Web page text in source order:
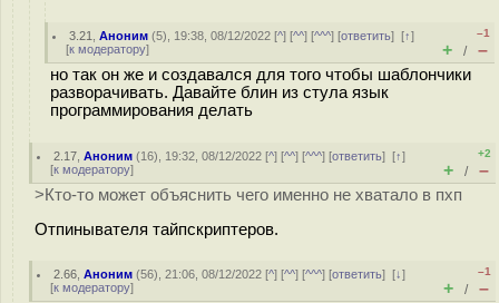
3.21 ,Аноним (5), 19:38, 08/12/2022 [^] [^^] [^^^] [ответить][↑]
[к модератору]
–1
+ / –
но так он же и создавался для того чтобы шаблончики
разворачивать. Давайте блин из стула язык
программирования делать
2.17 ,Аноним (16), 19:32, 08/12/2022 [^] [^^] [^^^] [ответить][↑]
[к модератору]
+2
+ / –
>Кто-то может объяснить чего именно не хватало в пхп
Отпинывателя тайпскриптеров.
2.66 ,Аноним (56), 21:06, 08/12/2022 [^] [^^] [^^^] [ответить][↓]
[к модератору]
–1
+ / –